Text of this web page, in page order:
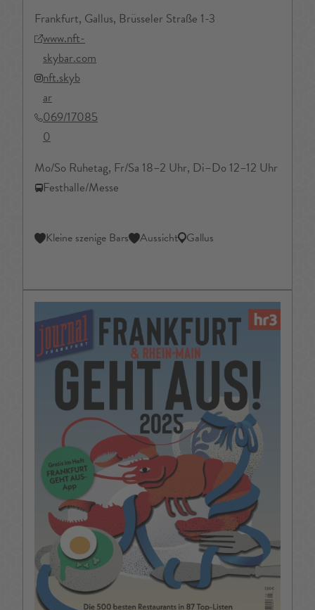
Frankfurt, Gallus, Brüsseler Straße 1-3
www.nft-
skybar.com
nft.skyb
ar
069/17085
0
Mo/So Ruhetag, Fr/Sa 18–2 Uhr, Di–Do 12–12 Uhr
Festhalle/Messe
Kleine szenige Bars Aussicht Gallus